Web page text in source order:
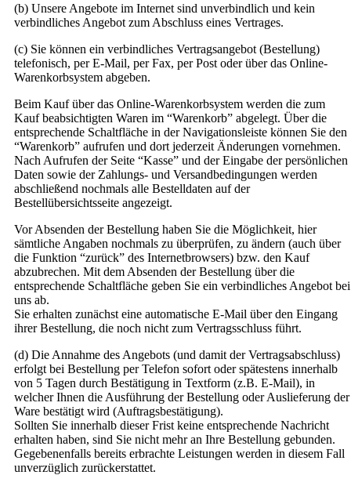
(b) Unsere Angebote im Internet sind unverbindlich und kein
verbindliches Angebot zum Abschluss eines Vertrages.
(c) Sie können ein verbindliches Vertragsangebot (Bestellung)
telefonisch, per E-Mail, per Fax, per Post oder über das Online-
Warenkorbsystem abgeben.
Beim Kauf über das Online-Warenkorbsystem werden die zum
Kauf beabsichtigten Waren im “Warenkorb” abgelegt. Über die
entsprechende Schaltfläche in der Navigationsleiste können Sie den
“Warenkorb” aufrufen und dort jederzeit Änderungen vornehmen.
Nach Aufrufen der Seite “Kasse” und der Eingabe der persönlichen
Daten sowie der Zahlungs- und Versandbedingungen werden
abschließend nochmals alle Bestelldaten auf der
Bestellübersichtsseite angezeigt.
Vor Absenden der Bestellung haben Sie die Möglichkeit, hier
sämtliche Angaben nochmals zu überprüfen, zu ändern (auch über
die Funktion “zurück” des Internetbrowsers) bzw. den Kauf
abzubrechen. Mit dem Absenden der Bestellung über die
entsprechende Schaltfläche geben Sie ein verbindliches Angebot bei
uns ab.
Sie erhalten zunächst eine automatische E-Mail über den Eingang
ihrer Bestellung, die noch nicht zum Vertragsschluss führt.
(d) Die Annahme des Angebots (und damit der Vertragsabschluss)
erfolgt bei Bestellung per Telefon sofort oder spätestens innerhalb
von 5 Tagen durch Bestätigung in Textform (z.B. E-Mail), in
welcher Ihnen die Ausführung der Bestellung oder Auslieferung der
Ware bestätigt wird (Auftragsbestätigung).
Sollten Sie innerhalb dieser Frist keine entsprechende Nachricht
erhalten haben, sind Sie nicht mehr an Ihre Bestellung gebunden.
Gegebenenfalls bereits erbrachte Leistungen werden in diesem Fall
unverzüglich zurückerstattet.